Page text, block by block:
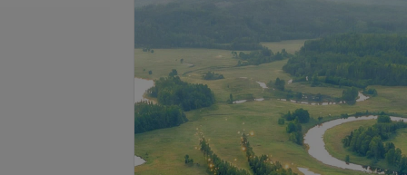
образований, гидраденита
63,09 руб.